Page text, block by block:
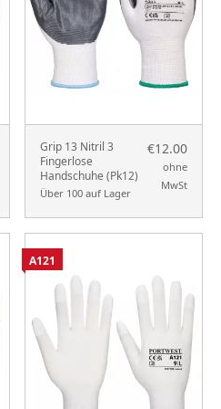
Grip 13 Nitril 3
Fingerlose
Handschuhe (Pk12)
Über 100 auf Lager
€12.00
ohne
MwSt
A121